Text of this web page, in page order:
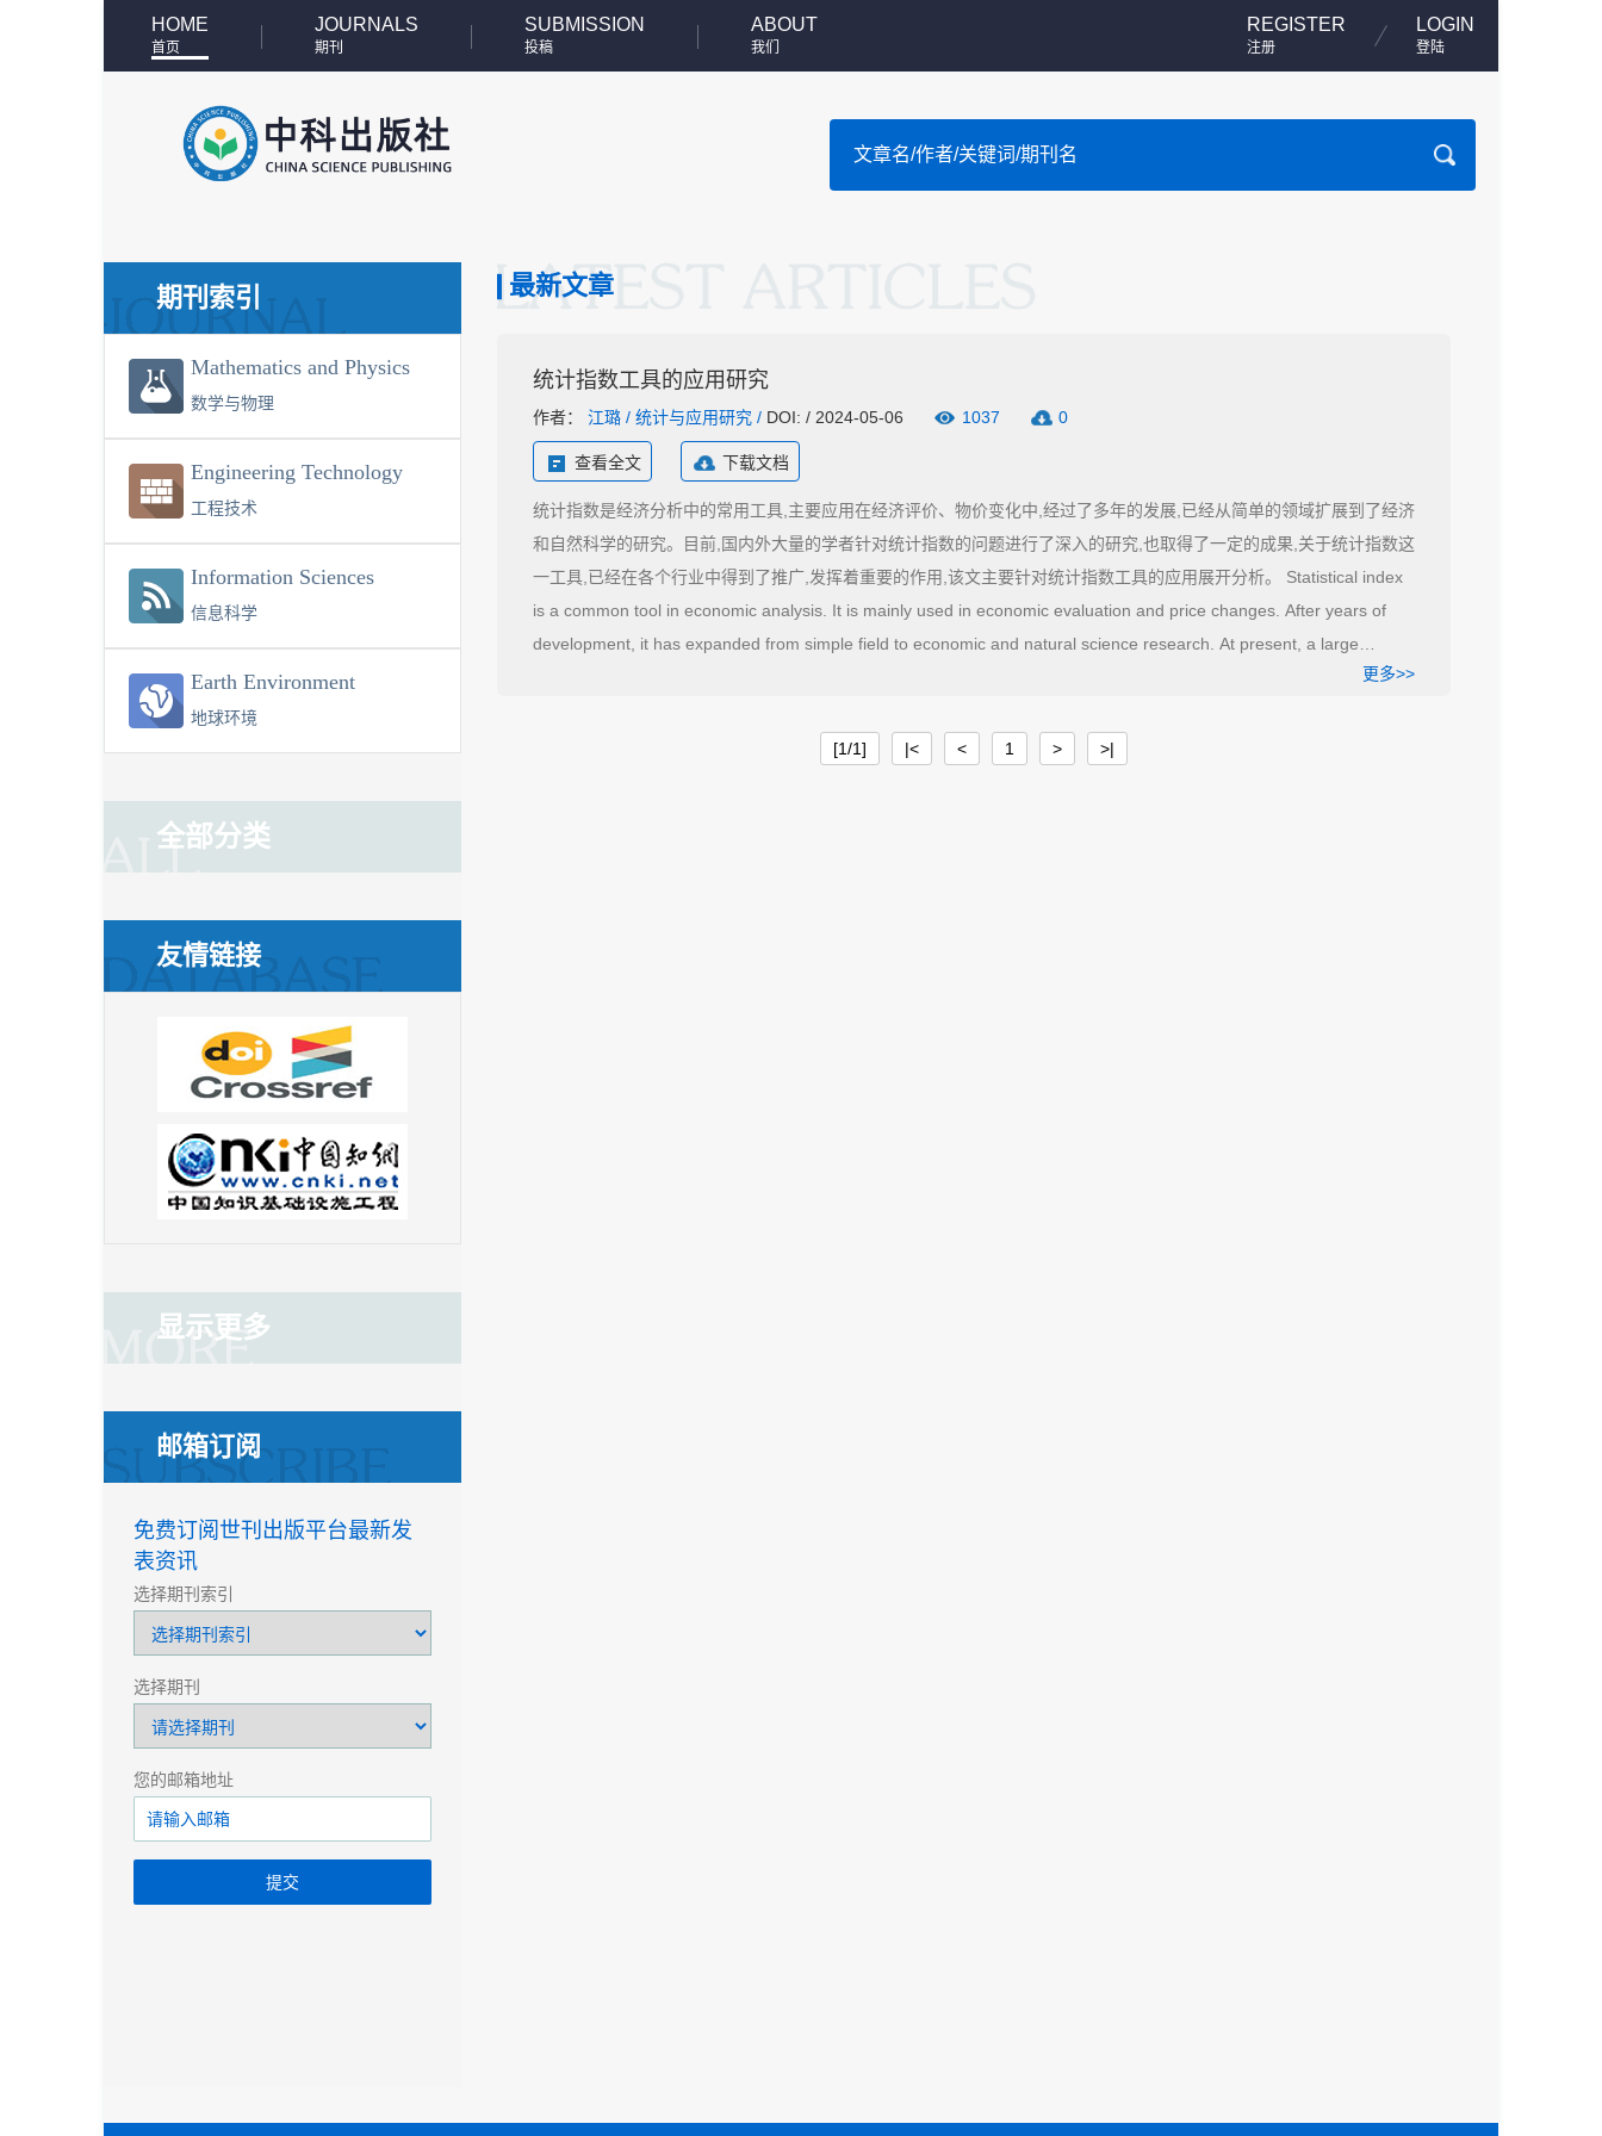
HOME
首页
JOURNALS
期刊
SUBMISSION
投稿
ABOUT
我们
REGISTER
注册
LOGIN
登陆
期刊索引
Mathematics and Physics
数学与物理
Engineering Technology
工程技术
Information Sciences
信息科学
Earth Environment
地球环境
全部分类
友情链接
显示更多
邮箱订阅
免费订阅世刊出版平台最新发
表资讯
选择期刊索引
选择期刊
您的邮箱地址
提交
最新文章
统计指数工具的应用研究
作者： 江璐 / 统计与应用研究 / DOI: / 2024-05-06 1037 0
查看全文 下载文档
统计指数是经济分析中的常用工具,主要应用在经济评价、物价变化中,经过了多年的发展,已经从简单的领域扩展到了经济
和自然科学的研究。目前,国内外大量的学者针对统计指数的问题进行了深入的研究,也取得了一定的成果,关于统计指数这
一工具,已经在各个行业中得到了推广,发挥着重要的作用,该文主要针对统计指数工具的应用展开分析。 Statistical index
is a common tool in economic analysis. It is mainly used in economic evaluation and price changes. After years of
development, it has expanded from simple field to economic and natural science research. At present, a large
number of scholars at home and abroad have carried out in-depth research on the problem of statistical index, and
an important role. This paper mainly analyzes the application of statistical index tool.
更多>>
[1/1] |< < 1 > >|